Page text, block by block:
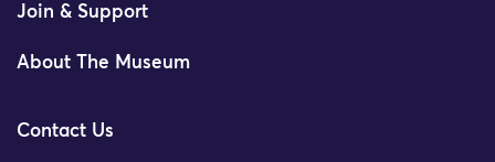
Join & Support
About The Museum
Contact Us